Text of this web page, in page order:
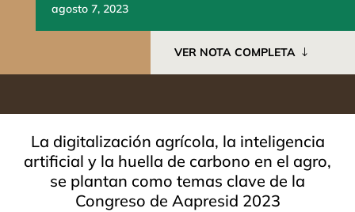
agosto 7, 2023
VER NOTA COMPLETA
La digitalización agrícola, la inteligencia
artificial y la huella de carbono en el agro,
se plantan como temas clave de la
Congreso de Aapresid 2023